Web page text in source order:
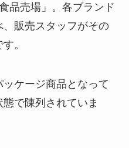
品売場」。各ブランド
販売スタッフがその
。
ケージ商品となって
で陳列されていま